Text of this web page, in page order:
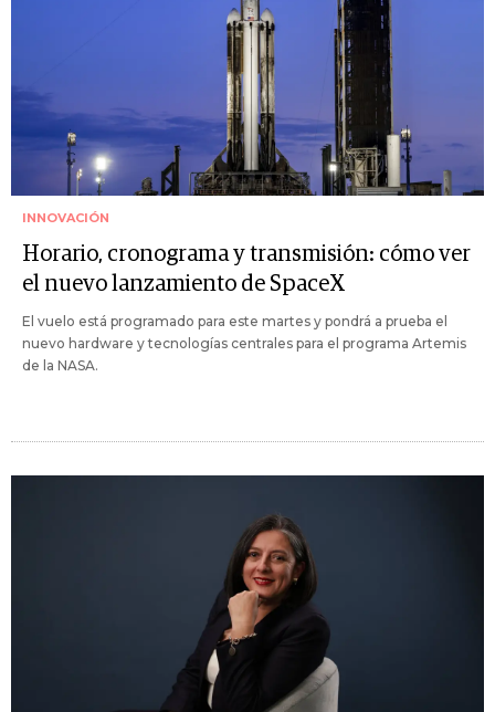
INNOVACIÓN
Horario, cronograma y transmisión: cómo ver
el nuevo lanzamiento de SpaceX
El vuelo está programado para este martes y pondrá a prueba el
nuevo hardware y tecnologías centrales para el programa Artemis
de la NASA.